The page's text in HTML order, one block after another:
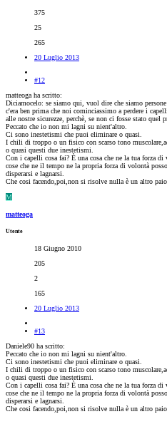
375
25
265
20 Luglio 2013
#12
matteoga ha scritto:
Diciamocelo: se siamo qui, vuol dire che siamo
c'era ben prima che noi cominciassimo a perdere i
alle nostre sicurezze, perchè, se non ci fosse stato quel
Peccato che io non mi lagni su nient'altro.
Ci sono inestetismi che puoi eliminare o quasi.
I chili di troppo o un fisico con scarso tono
o quasi questi due inestetismi.
Con i capelli cosa fai? È una cosa che ne la tua forza
cose che ne il tempo ne la propria forza di volontà
disperarsi e lagnarsi.
Che cosi facendo,poi,non si risolve nulla è un altro
M
matteoga
Utente
18 Giugno 2010
205
2
165
20 Luglio 2013
#13
Daniele90 ha scritto:
Peccato che io non mi lagni su nient'altro.
Ci sono inestetismi che puoi eliminare o quasi.
I chili di troppo o un fisico con scarso tono
o quasi questi due inestetismi.
Con i capelli cosa fai? È una cosa che ne la tua forza
cose che ne il tempo ne la propria forza di volontà
disperarsi e lagnarsi.
Che cosi facendo,poi,non si risolve nulla è un altro